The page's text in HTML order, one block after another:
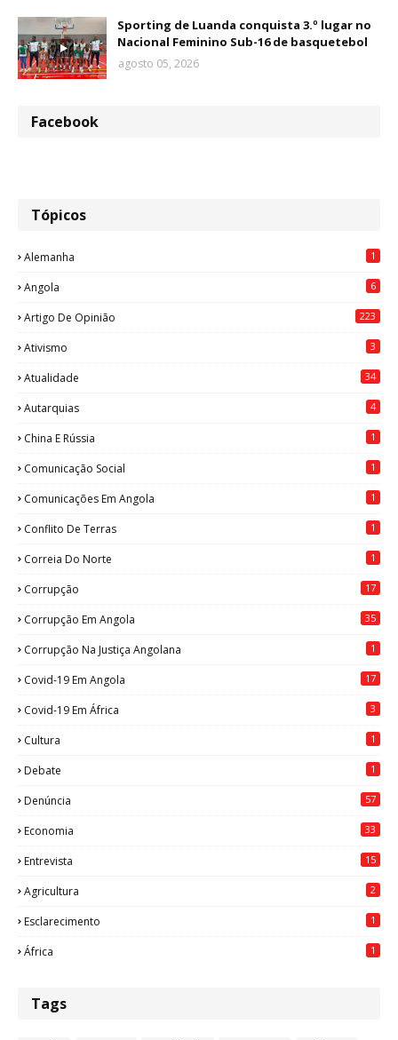
Sporting de Luanda conquista 3.º lugar no
Nacional Feminino Sub-16 de basquetebol
agosto 05, 2026
Facebook
Tópicos
Alemanha 1
Angola 6
Artigo De Opinião 223
Ativismo 3
Atualidade 34
Autarquias 4
China E Rússia 1
Comunicação Social 1
Comunicações Em Angola 1
Conflito De Terras 1
Correia Do Norte 1
Corrupção 17
Corrupção Em Angola 35
Corrupção Na Justiça Angolana 1
Covid-19 Em Angola 17
Covid-19 Em África 3
Cultura 1
Debate 1
Denúncia 57
Economia 33
Entrevista 15
Agricultura 2
Esclarecimento 1
África 1
Tags